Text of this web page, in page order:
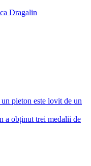
Dragalin
pieton este lovit de un
a obținut trei medalii de